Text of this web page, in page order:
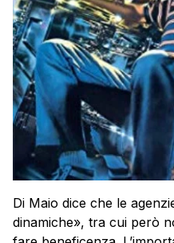
Di Maio dice che le
dinamiche», tra cui però